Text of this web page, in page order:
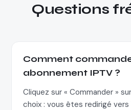
Questions
Comment
abonnement IPTV ?
Cliquez sur « Commander »
choix : vous êtes redirigé